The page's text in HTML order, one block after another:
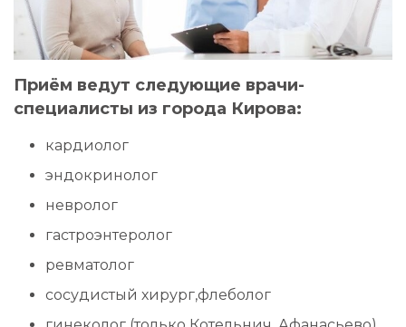
Приём ведут следующие врачи-
специалисты из города Кирова:
кардиолог
эндокринолог
невролог
гастроэнтеролог
ревматолог
сосудистый хирург,флеболог